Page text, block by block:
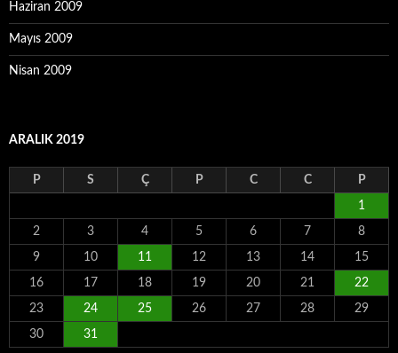
Haziran 2009
Mayıs 2009
Nisan 2009
ARALIK 2019
P S Ç P C C P
1
2 3 4 5 6 7 8
9 10 11 12 13 14 15
16 17 18 19 20 21 22
23 24 25 26 27 28 29
30 31